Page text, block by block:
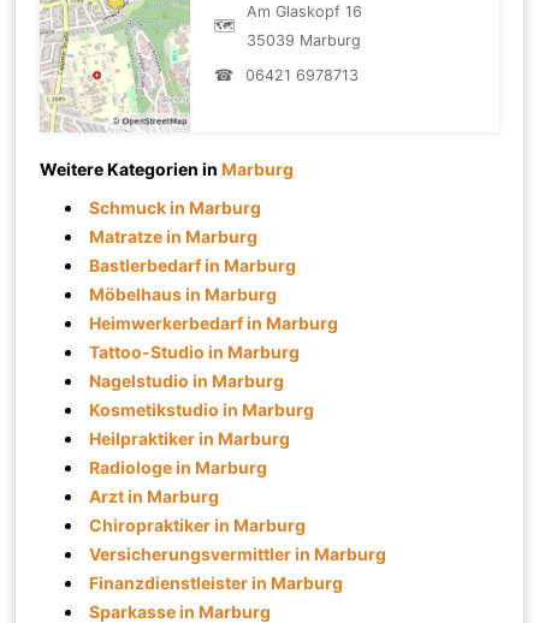
🗺
Am Glaskopf 16
35039 Marburg
☎
06421 6978713
Weitere Kategorien inMarburg
Schmuck in Marburg
Matratze in Marburg
Bastlerbedarf in Marburg
Möbelhaus in Marburg
Heimwerkerbedarf in Marburg
Tattoo-Studio in Marburg
Nagelstudio in Marburg
Kosmetikstudio in Marburg
Heilpraktiker in Marburg
Radiologe in Marburg
Arzt in Marburg
Chiropraktiker in Marburg
Versicherungsvermittler in Marburg
Finanzdienstleister in Marburg
Sparkasse in Marburg